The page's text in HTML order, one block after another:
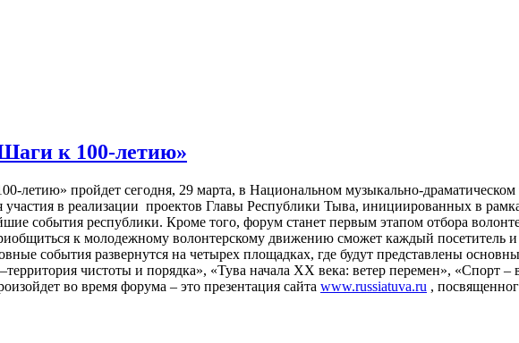
к 100-летию»
пройдет сегодня, 29 марта, в Национальном музыкально-драматическом
в реализации проектов Главы Республики Тыва, инициированных в
события республики. Кроме того, форум станет первым этапом отбора
к молодежному волонтерскому движению сможет каждый посетитель
события развернутся на четырех площадках, где будут представлены
чистоты и порядка», «Тува начала XX века: ветер перемен», «Спорт
во время форума – это презентация сайта www.russiatuva.ru ,